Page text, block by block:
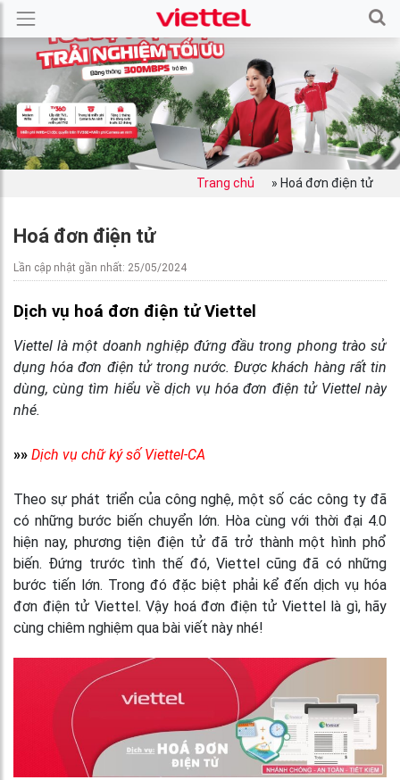
Trang chủ » Hoá đơn điện tử
Hoá đơn điện tử
Lần cập nhật gần nhất: 25/05/2024
Dịch vụ hoá đơn điện tử Viettel
Viettel là một doanh nghiệp đứng đầu trong phong trào sử
dụng hóa đơn điện tử trong nước. Được khách hàng rất tin
dùng, cùng tìm hiểu về dịch vụ hóa đơn điện tử Viettelnày
nhé.
»» Dịch vụ chữ ký số Viettel-CA
Theo sự phát triển của công nghệ, một số các công ty đã
có những bước biến chuyển lớn. Hòa cùng với thời đại 4.0
hiện nay, phương tiện điện tử đã trở thành một hình phổ
biến. Đứng trước tình thế đó, Viettel cũng đã có những
bước tiến lớn. Trong đó đặc biệt phải kể đến dịch vụ hóa
đơn điện tử Viettel. Vậy hoá đơn điện tử Viettel là gì, hãy
cùng chiêm nghiệm qua bài viết này nhé!